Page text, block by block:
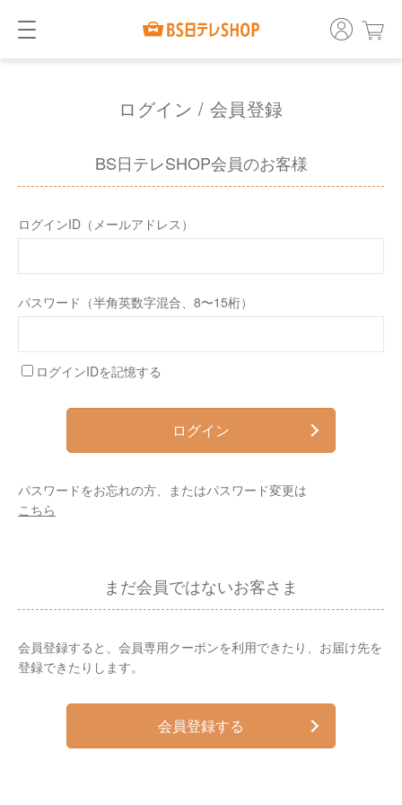
ログイン / 会員登録
BS日テレSHOP会員のお客様
ログインID（メールアドレス）
パスワード（半角英数字混合、8〜15桁）
ログインIDを記憶する
ログイン
パスワードをお忘れの方、またはパスワード変更は
こちら
まだ会員ではないお客さま
会員登録すると、会員専用クーポンを利用できたり、お届け先を
登録できたりします。
会員登録する